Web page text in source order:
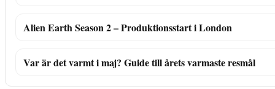
Alien Earth Season 2 – Produktionsstart i London
Var är det varmt i maj? Guide till årets varmaste resmål